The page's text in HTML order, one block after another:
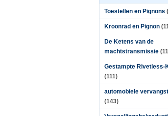
Toestellen en Pignons
Kroonrad en Pignon
De Ketens van de
machtstransmissie
Gestampte Rivetless-
(111)
automobiele
(143)